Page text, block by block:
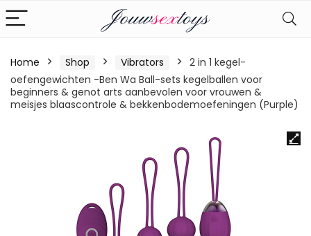
Home Shop Vibrators
2 in 1 kegel-
oefengewichten -Ben Wa Ball-sets kegelballen voor
beginners & genot arts aanbevolen voor vrouwen &
meisjes blaascontrole & bekkenbodemoefeningen (Purple)